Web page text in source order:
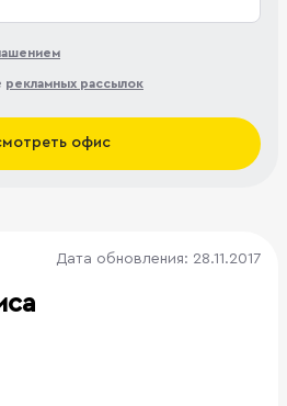
рекламных рассылок
офис
Дата обновления: 28.11.2017